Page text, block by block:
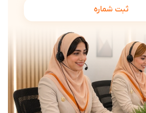
ثبت شماره